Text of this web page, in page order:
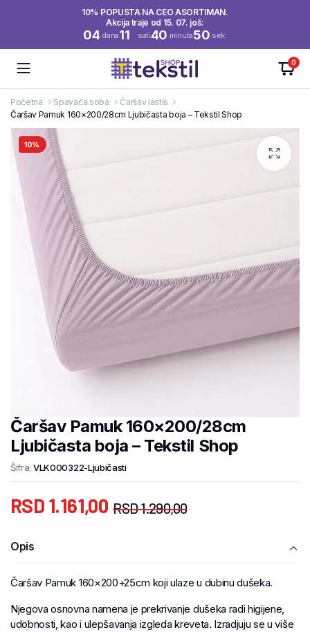
10% POPUSTA NA CEO ASORTIMAN.
Akcija traje od 15. 07. još:
04 dana11 sati40 minuta49 sek.
0
Početna Spavaća soba
Čaršav lastiš
Čaršav Pamuk 160×200/28cm Ljubičasta boja – Tekstil Shop
10%
Čaršav Pamuk 160×200/28cm
Ljubičasta boja – Tekstil Shop
Šifra: VLK000322-Ljubičasti
RSD1.290,00
RSD 1.161,00
Opis
Čaršav Pamuk 160×200+25cm koji ulaze u dubinu dušeka.
Njegova osnovna namena je prekrivanje dušeka radi higijene,
udobnosti, kao i ulepšavanja izgleda kreveta. Izradjuju se u više